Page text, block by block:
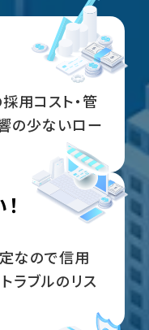
用コスト・管
の少ないロー
なので信用
ラブルのリス